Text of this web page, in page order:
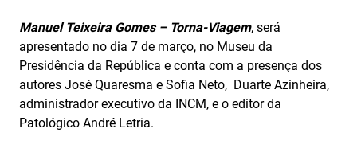
Manuel Teixeira Gomes – Torna-Viagem, será
apresentado no dia 7 de março, no Museu da
Presidência da República e conta com a presença dos
autores José Quaresma e Sofia Neto, Duarte Azinheira,
administrador executivo da INCM, e o editor da
Patológico André Letria.